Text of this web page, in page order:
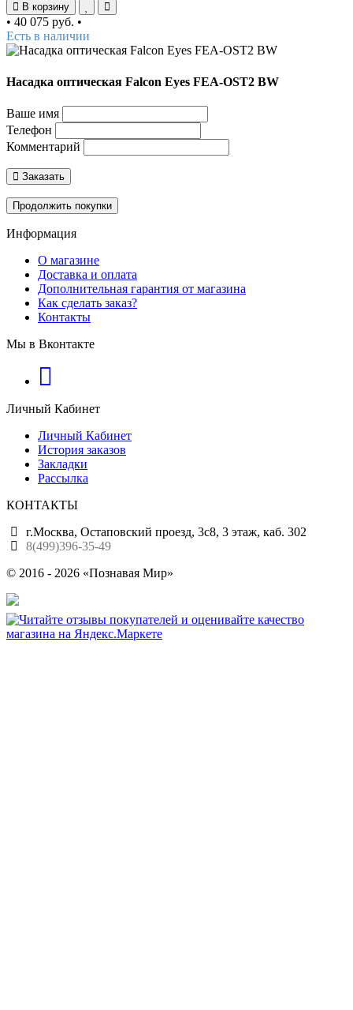
В корзину
• 40 075 руб. •
Есть в наличии
Насадка оптическая Falcon Eyes FEA-OST2 BW
Ваше имя
Телефон
Комментарий
Заказать
Продолжить покупки
Информация
О магазине
Доставка и оплата
Дополнительная гарантия от магазина
Как сделать заказ?
Контакты
Мы в Вконтакте
Личный Кабинет
Личный Кабинет
История заказов
Закладки
Рассылка
КОНТАКТЫ
г.Москва, Остаповский проезд, 3с8, 3 этаж, каб. 302
8(499)396-35-49
© 2016 - 2026 «Познавая Мир»